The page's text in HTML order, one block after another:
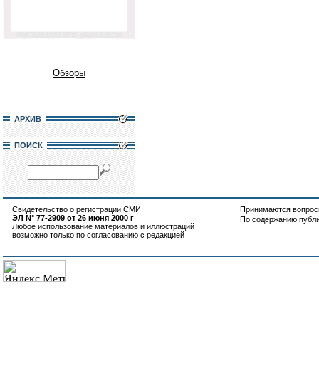
Обзоры
АРХИВ
ПОИСК
Свидетельство о регистрации СМИ:
ЭЛ N° 77-2909 от 26 июня 2000 г
Любое использование материалов и иллюстраций
возможно только по согласованию с редакцией
Принимаются
По содержанию